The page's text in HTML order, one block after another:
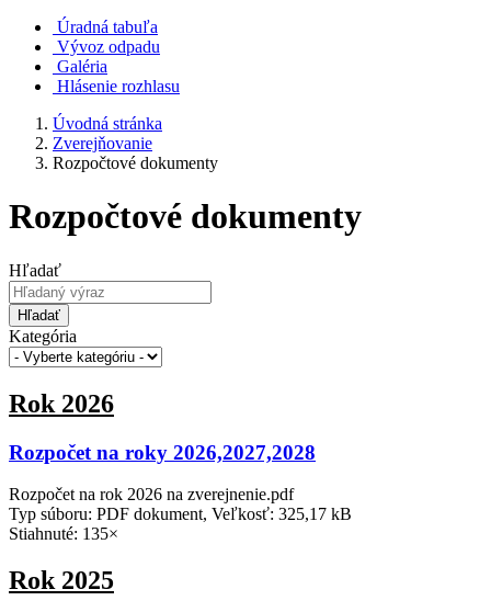
Úradná tabuľa
Vývoz odpadu
Galéria
Hlásenie rozhlasu
Úvodná stránka
Zverejňovanie
Rozpočtové dokumenty
Rozpočtové dokumenty
Hľadať
Hľadať
Kategória
Rok 2026
Rozpočet na roky 2026,2027,2028
Rozpočet na rok 2026 na zverejnenie.pdf
Typ súboru: PDF dokument, Veľkosť: 325,17 kB
Stiahnuté: 135×
Rok 2025